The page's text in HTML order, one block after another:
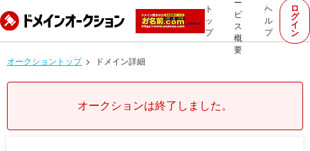
ト
ッ
プ
ー
ビ
ス
概
要
ヘ
ル
プ
ロ
グ
イ
ン
オークショントップ ドメイン詳細
オークションは終了しました。